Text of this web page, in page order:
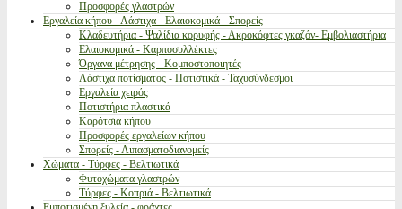
Προσφορές γλαστρών
Εργαλεία κήπου - Λάστιχα - Ελαιοκομικά - Σπορείς
Κλαδευτήρια - Ψαλίδια κορυφής - Ακροκόφτες γκαζόν- Εμβολιαστήρια
Ελαιοκομικά - Καρποσυλλέκτες
Όργανα μέτρησης - Κομποστοποιητές
Λάστιχα ποτίσματος - Ποτιστικά - Ταχυσύνδεσμοι
Εργαλεία χειρός
Ποτιστήρια πλαστικά
Καρότσια κήπου
Προσφορές εργαλείων κήπου
Σπορείς - Λιπασματοδιανομείς
Χώματα - Τύρφες - Βελτιωτικά
Φυτοχώματα γλαστρών
Τύρφες - Κοπριά - Βελτιωτικά